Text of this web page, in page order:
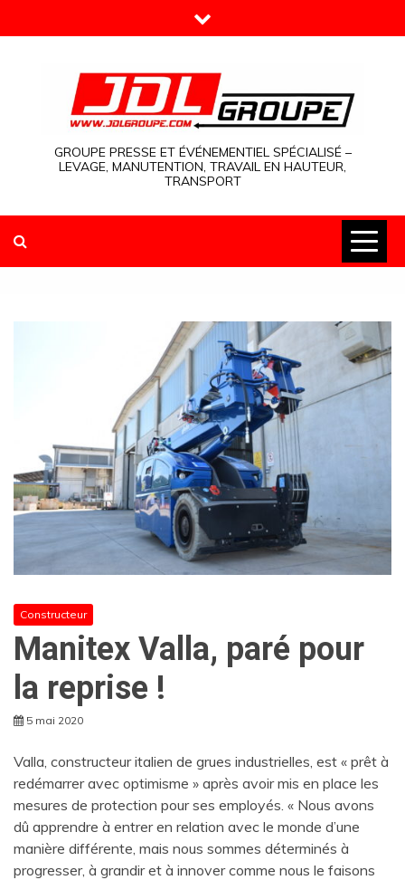
to
GROUPE PRESSE ET ÉVÉNEMENTIEL SPÉCIALISÉ –
LEVAGE, MANUTENTION, TRAVAIL EN HAUTEUR,
TRANSPORT
Constructeur
Manitex Valla, paré pour
la reprise !
5 mai 2020
Valla, constructeur italien de grues industrielles, est « prêt à
redémarrer avec optimisme » après avoir mis en place les
mesures de protection pour ses employés. « Nous avons
dû apprendre à entrer en relation avec le monde d’une
manière différente, mais nous sommes déterminés à
progresser, à grandir et à innover comme nous le faisons